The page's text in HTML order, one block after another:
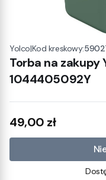
Yolco|Kod kreskowy:
Torba na zakupy
1044405092Y
Cena
49,00 zł